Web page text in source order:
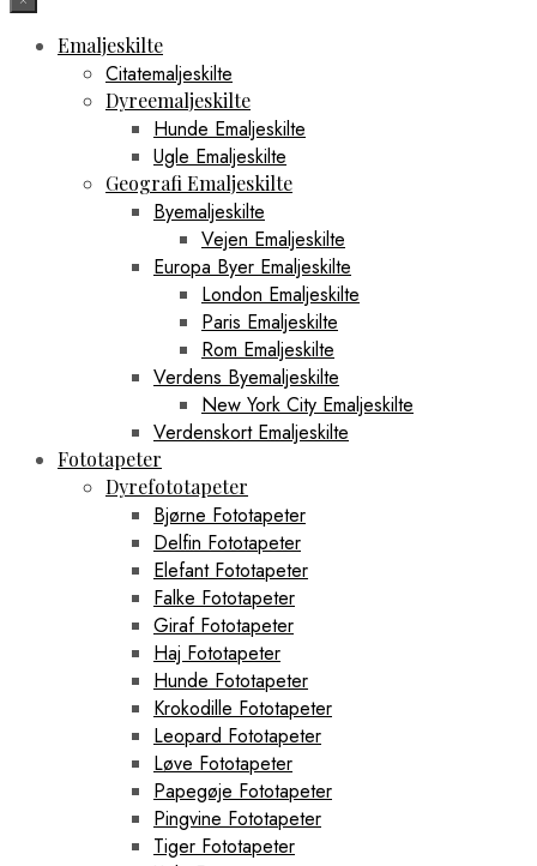
Emaljeskilte
Citatemaljeskilte
Dyreemaljeskilte
Hunde Emaljeskilte
Ugle Emaljeskilte
Geografi Emaljeskilte
Byemaljeskilte
Vejen Emaljeskilte
Europa Byer Emaljeskilte
London Emaljeskilte
Paris Emaljeskilte
Rom Emaljeskilte
Verdens Byemaljeskilte
New York City Emaljeskilte
Verdenskort Emaljeskilte
Fototapeter
Dyrefototapeter
Bjørne Fototapeter
Delfin Fototapeter
Elefant Fototapeter
Falke Fototapeter
Giraf Fototapeter
Haj Fototapeter
Hunde Fototapeter
Krokodille Fototapeter
Leopard Fototapeter
Løve Fototapeter
Papegøje Fototapeter
Pingvine Fototapeter
Tiger Fototapeter